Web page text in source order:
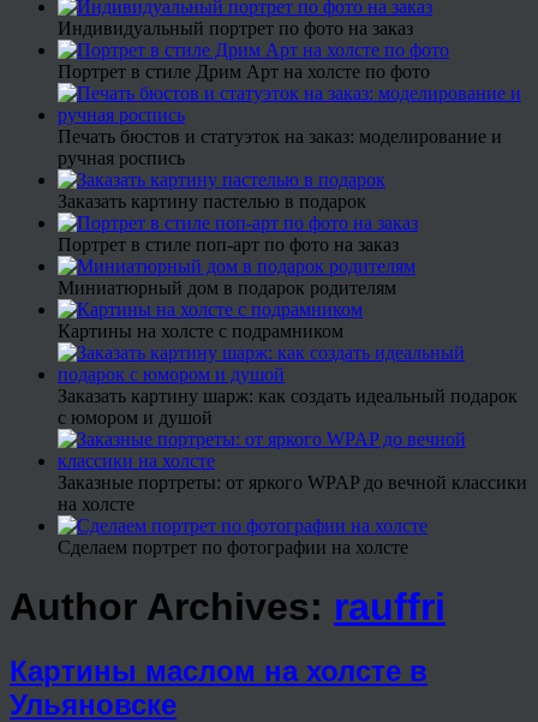
Индивидуальный портрет по фото на заказ
Портрет в стиле Дрим Арт на холсте по фото
Печать бюстов и статуэток на заказ: моделирование и
ручная роспись
Заказать картину пастелью в подарок
Портрет в стиле поп-арт по фото на заказ
Миниатюрный дом в подарок родителям
Картины на холсте с подрамником
Заказать картину шарж: как создать идеальный подарок
с юмором и душой
Заказные портреты: от яркого WPAP до вечной классики
на холсте
Сделаем портрет по фотографии на холсте
Author Archives: rauffri
Картины маслом на холсте в
Ульяновске